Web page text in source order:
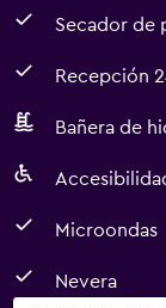
Secador de
Recepción
Bañera de
Microondas
Nevera